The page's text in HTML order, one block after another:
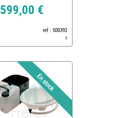
599,00 €
ref : 500392
3